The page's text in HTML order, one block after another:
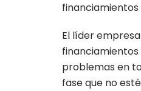
financiamientos
El líder
problemas en
fase que no